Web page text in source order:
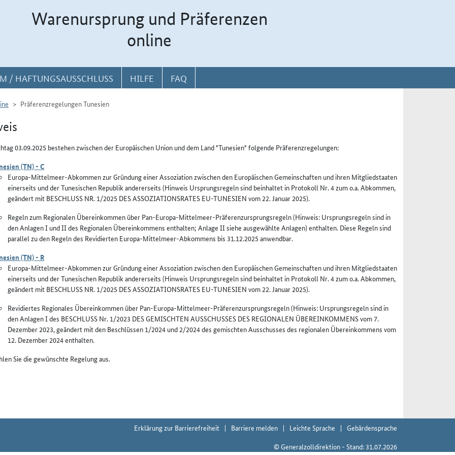
Warenursprung und Präferenzen
online
/ HAFTUNGSAUSSCHLUSS HILFE FAQ
Präferenzregelungen Tunesien
03.09.2025 bestehen zwischen der Europäischen Union und dem Land "Tunesien" folgende Präferenzregelungen:
(TN) - C
Europa-Mittelmeer-Abkommen zur Gründung einer Assoziation zwischen den Europäischen Gemeinschaften und ihren Mitgliedstaaten
einerseits und der Tunesischen Republik andererseits (Hinweis Ursprungsregeln sind beinhaltet in Protokoll Nr. 4 zum o.a. Abkommen,
geändert mit BESCHLUSS NR. 1/2025 DES ASSOZIATIONSRATES EU-TUNESIEN vom 22. Januar 2025).
Regeln zum Regionalen Übereinkommen über Pan-Europa-Mittelmeer-Präferenzursprungsregeln (Hinweis: Ursprungsregeln sind in
den Anlagen I und II des Regionalen Übereinkommens enthalten; Anlage II siehe ausgewählte Anlagen) enthalten. Diese Regeln sind
parallel zu den Regeln des Revidierten Europa-Mittelmeer-Abkommens bis 31.12.2025 anwendbar.
(TN) - R
Europa-Mittelmeer-Abkommen zur Gründung einer Assoziation zwischen den Europäischen Gemeinschaften und ihren Mitgliedstaaten
einerseits und der Tunesischen Republik andererseits (Hinweis Ursprungsregeln sind beinhaltet in Protokoll Nr. 4 zum o.a. Abkommen,
geändert mit BESCHLUSS NR. 1/2025 DES ASSOZIATIONSRATES EU-TUNESIEN vom 22. Januar 2025).
Revidiertes Regionales Übereinkommen über Pan-Europa-Mittelmeer-Präferenzursprungsregeln (Hinweis: Ursprungsregeln sind in
den Anlagen I des BESCHLUSS Nr. 1/2023 DES GEMISCHTEN AUSSCHUSSES DES REGIONALEN ÜBEREINKOMMENS vom 7.
Dezember 2023, geändert mit den Beschlüssen 1/2024 und 2/2024 des gemischten Ausschusses des regionalen Übereinkommens vom
12. Dezember 2024 enthalten.
Sie die gewünschte Regelung aus.
Erklärung zur Barrierefreiheit Barriere melden Leichte Sprache
Gebärdensprache
© Generalzolldirektion - Stand: 31.07.2026